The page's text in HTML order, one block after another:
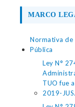
MARCO
Normativa de
Pública
Ley N°
TUO fue
2019-JUS.